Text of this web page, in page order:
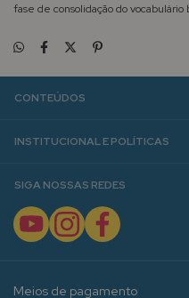
fase de consolidação do vocabulário
CONTEÚDOS
INSTITUCIONAL E POLÍTICAS
SIGA NOSSAS REDES
Meios de pagamento